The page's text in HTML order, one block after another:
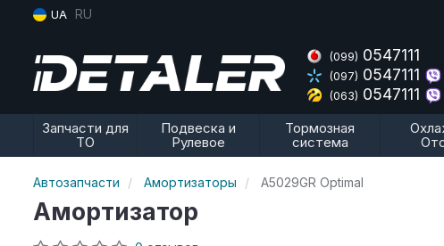
UA RU
(099) 0547111
(097) 0547111
(063) 0547111
Запчасти для
ТО
Подвеска и
Рулевое
Тормозная
система
Автозапчасти Амортизаторы A5029GR Optimal
Амортизатор